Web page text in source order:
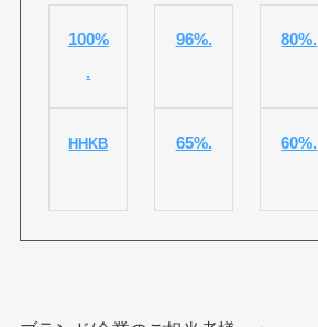
100%
.
96%. 80%.
HHKB 65%. 60%.